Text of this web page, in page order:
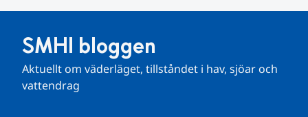
SMHI bloggen
Aktuellt om väderläget, tillståndet i hav, sjöar och
vattendrag